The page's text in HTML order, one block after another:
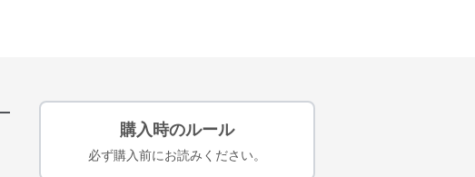
購入時のルール
必ず購入前にお読みください。